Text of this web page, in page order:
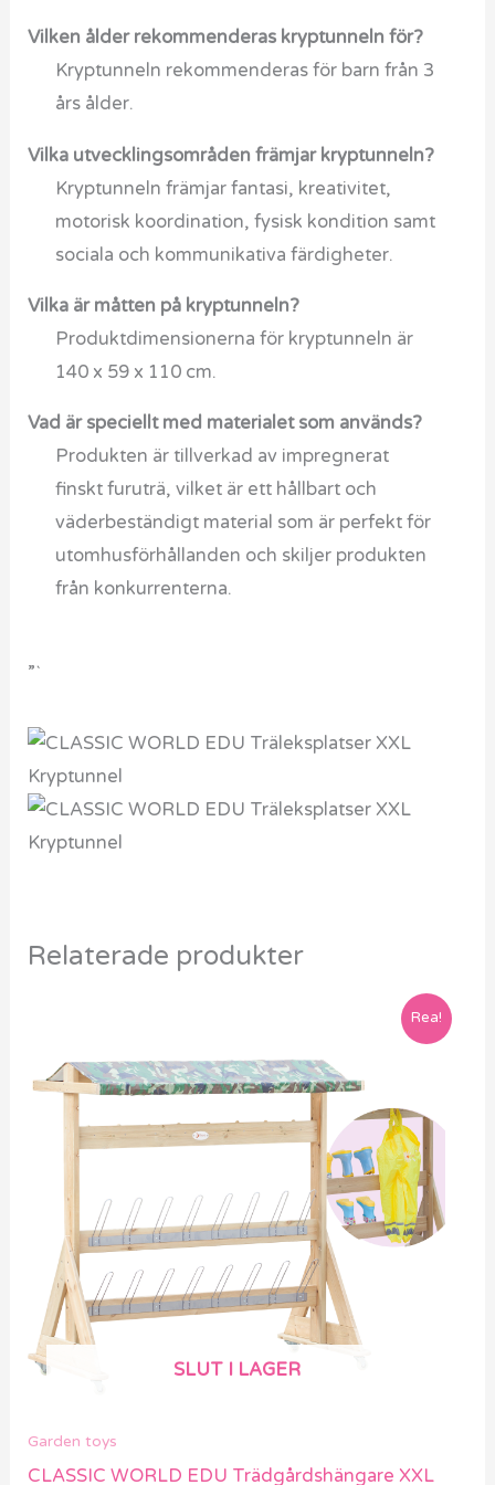
Vilken ålder rekommenderas kryptunneln för?
Kryptunneln rekommenderas för barn från 3
års ålder.
Vilka utvecklingsområden främjar kryptunneln?
Kryptunneln främjar fantasi, kreativitet,
motorisk koordination, fysisk kondition samt
sociala och kommunikativa färdigheter.
Vilka är måtten på kryptunneln?
Produktdimensionerna för kryptunneln är
140 x 59 x 110 cm.
Vad är speciellt med materialet som används?
Produkten är tillverkad av impregnerat
finskt furuträ, vilket är ett hållbart och
väderbeständigt material som är perfekt för
utomhusförhållanden och skiljer produkten
från konkurrenterna.
”`
Relaterade produkter
Rea!
SLUT I LAGER
Garden toys
CLASSIC WORLD EDU Trädgårdshängare XXL
var:
7799 kr.
är:
6249 kr.